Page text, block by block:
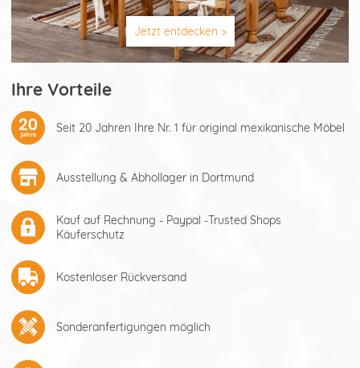
Jetzt entdecken >
Ihre Vorteile
Seit 20 Jahren Ihre Nr. 1 für original mexikanische Möbel
Ausstellung & Abhollager in Dortmund
Kauf auf Rechnung - Paypal -Trusted Shops
Käuferschutz
Kostenloser Rückversand
Sonderanfertigungen möglich